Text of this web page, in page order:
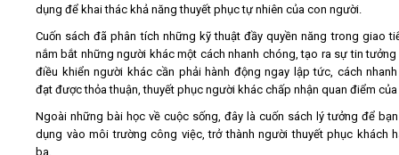
dụng để khai thác khả năng thuyết phục tự nhiên của con người.
Cuốn sách đã phân tích những kỹ thuật đầy quyền năng trong giao
nắm bắt những người khác một cách nhanh chóng, tạo ra sự tin
điều khiển người khác cần phải hành động ngay lập tức, cách
đạt được thỏa thuận, thuyết phục người khác chấp nhận quan điểm
Ngoài những bài học về cuộc sống, đây là cuốn sách lý tưởng để
dụng vào môi trường công việc, trở thành người thuyết phục khách
ba.